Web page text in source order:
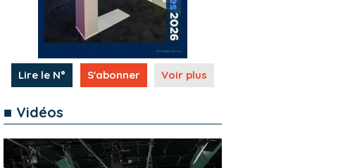
Lire le N° S'abonner Voir plus
■ Vidéos